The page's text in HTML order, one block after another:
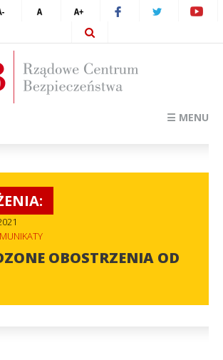
☰ MENU
OBOSTRZENIA OD